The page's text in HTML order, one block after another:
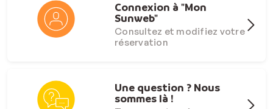
Connexion à "Mon
Sunweb"
Consultez et modifiez votre
réservation
Une question ? Nous
sommes là !